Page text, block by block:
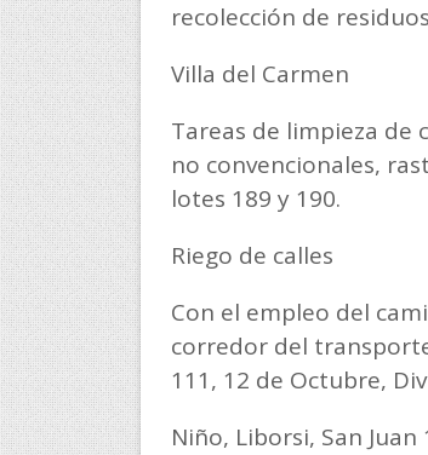
recolección de
Villa del Carmen
Tareas de limpieza de
no convencionales,
lotes 189 y 190.
Riego de calles
Con el empleo del
corredor del
111, 12 de Octubre,
Niño, Liborsi, San